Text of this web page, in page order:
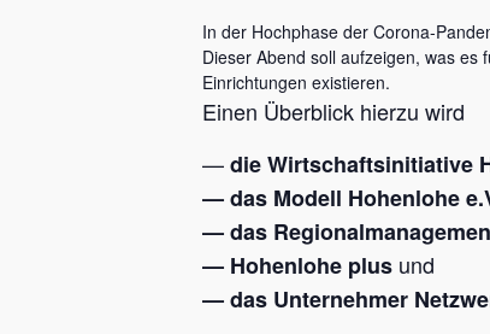
In der Hochphase der Corona-
Dieser Abend soll aufzeigen, was es
Einrichtungen existieren.
Einen Überblick hierzu wird
—die Wirtschaftsinitiative
— das Modell Hohenlohe
— das
— Hohenlohe plus und
— das Unternehmer